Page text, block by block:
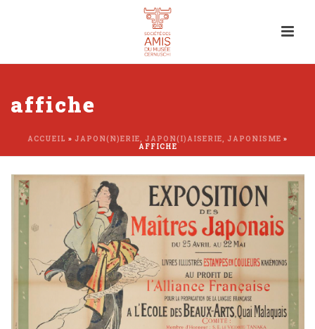
affiche
ACCUEIL » JAPON(N)ERIE, JAPON(I)AISERIE, JAPONISME »
AFFICHE